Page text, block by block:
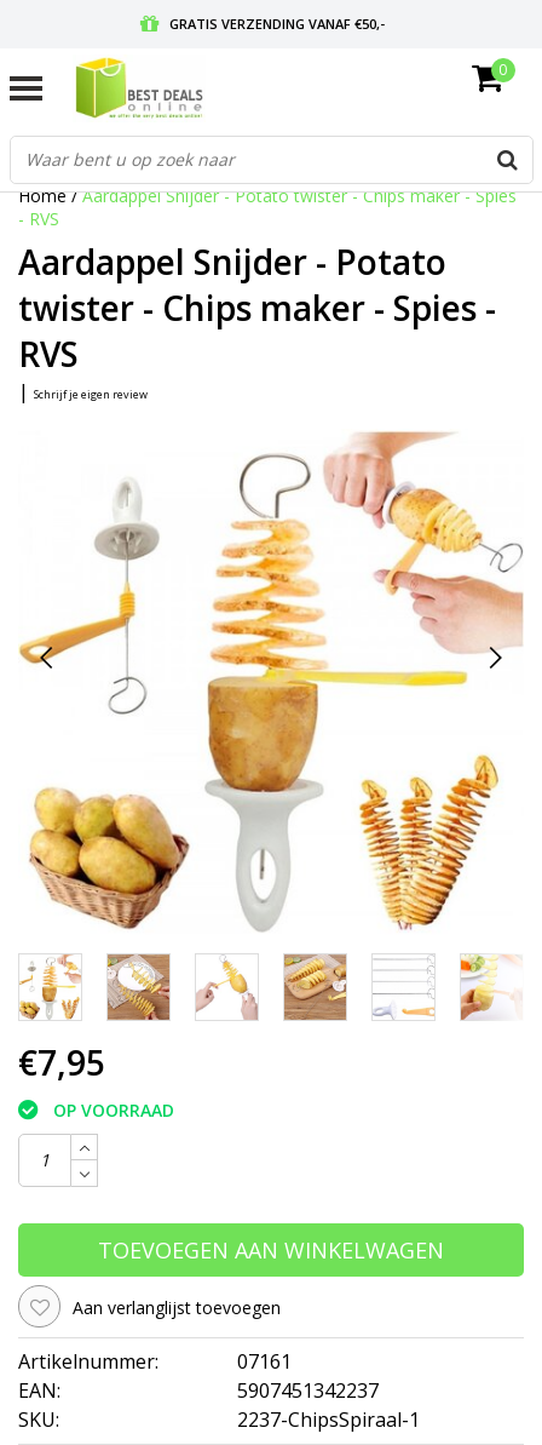
GRATIS VERZENDING VANAF €50,-
GRATIS RETOURNEREN EN 30 DAGEN BEDENKTIJD
0
Home/Aardappel Snijder - Potato twister - Chips maker - Spies
- RVS
Aardappel Snijder - Potato
twister - Chips maker - Spies -
RVS
| Schrijf je eigen review
€7,95
OP VOORRAAD
TOEVOEGEN AAN WINKELWAGEN
Aan verlanglijst toevoegen
Artikelnummer:
07161
EAN:
5907451342237
SKU:
2237-ChipsSpiraal-1